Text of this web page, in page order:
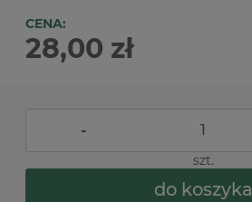
CENA:
28,00 zł
-
szt.
do koszyka